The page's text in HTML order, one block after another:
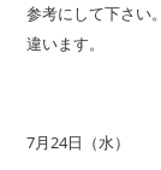
参考にして下さい
違います。
7月24日（水）